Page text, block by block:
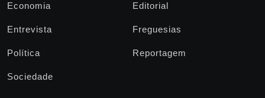
Economia Editorial
Entrevista Freguesias
Política Reportagem
Sociedade